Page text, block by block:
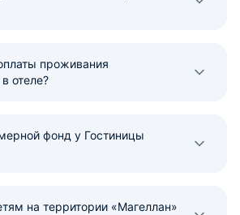
проживания
отеле?
фонд у Гостиницы
на территории «Магеллан»